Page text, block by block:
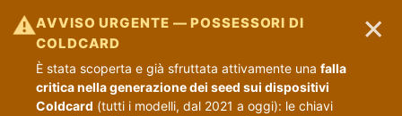
⚠AVVISO URGENTE — POSSESSORI DI
COLDCARD
È stata scoperta e già sfruttata attivamente una falla
critica nella generazione dei seed sui dispositivi
Coldcard (tutti i modelli, dal 2021 a oggi): le chiavi
×